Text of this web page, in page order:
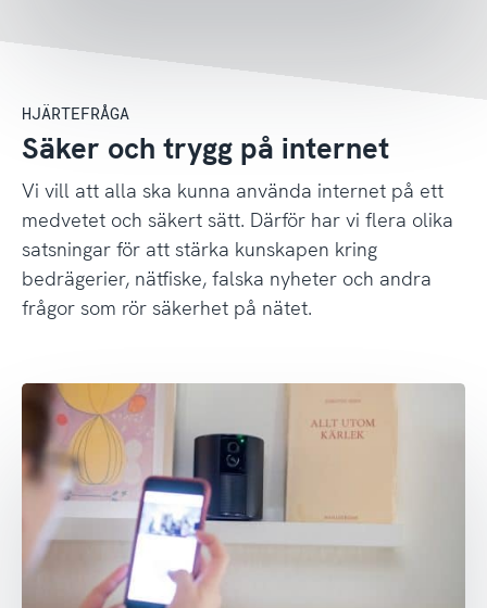
HJÄRTEFRÅGA
Säker och trygg på internet
Vi vill att alla ska kunna använda internet på ett
medvetet och säkert sätt. Därför har vi flera olika
satsningar för att stärka kunskapen kring
bedrägerier, nätfiske, falska nyheter och andra
frågor som rör säkerhet på nätet.